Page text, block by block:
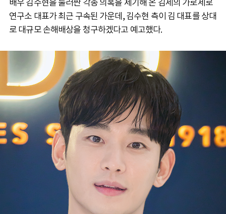
배우 김수현을 둘러싼 각종 의혹을 제기해 온 김세의 가로세로
연구소 대표가 최근 구속된 가운데, 김수현 측이 김 대표를 상대
로 대규모 손해배상을 청구하겠다고 예고했다.